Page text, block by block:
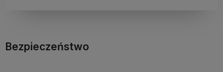
Bezpieczeństwo